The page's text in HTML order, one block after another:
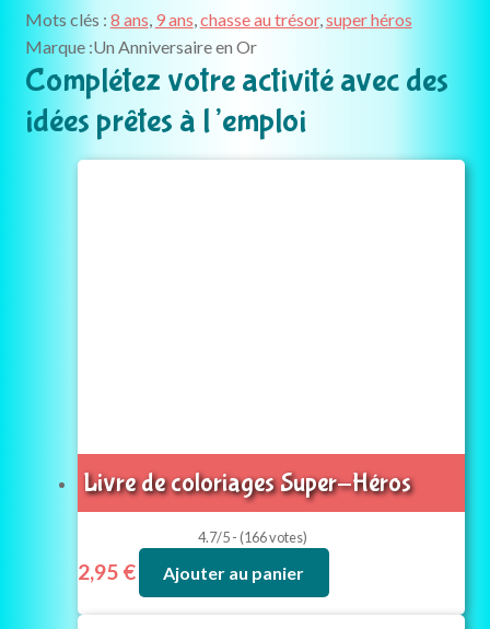
super-
héros
à
la
rescousse
Mots clés : 8 ans, 9 ans,chasse au trésor,super héros
Marque :Un Anniversaire en Or
Complétez votre activité avec des
idées prêtes à l’emploi
Livre de coloriages Super-Héros
4.7/5 - (166 votes)
2,95 € Ajouter au panier